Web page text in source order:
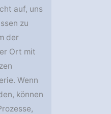
auf, uns
zu
der
Ort mit
Wenn
können